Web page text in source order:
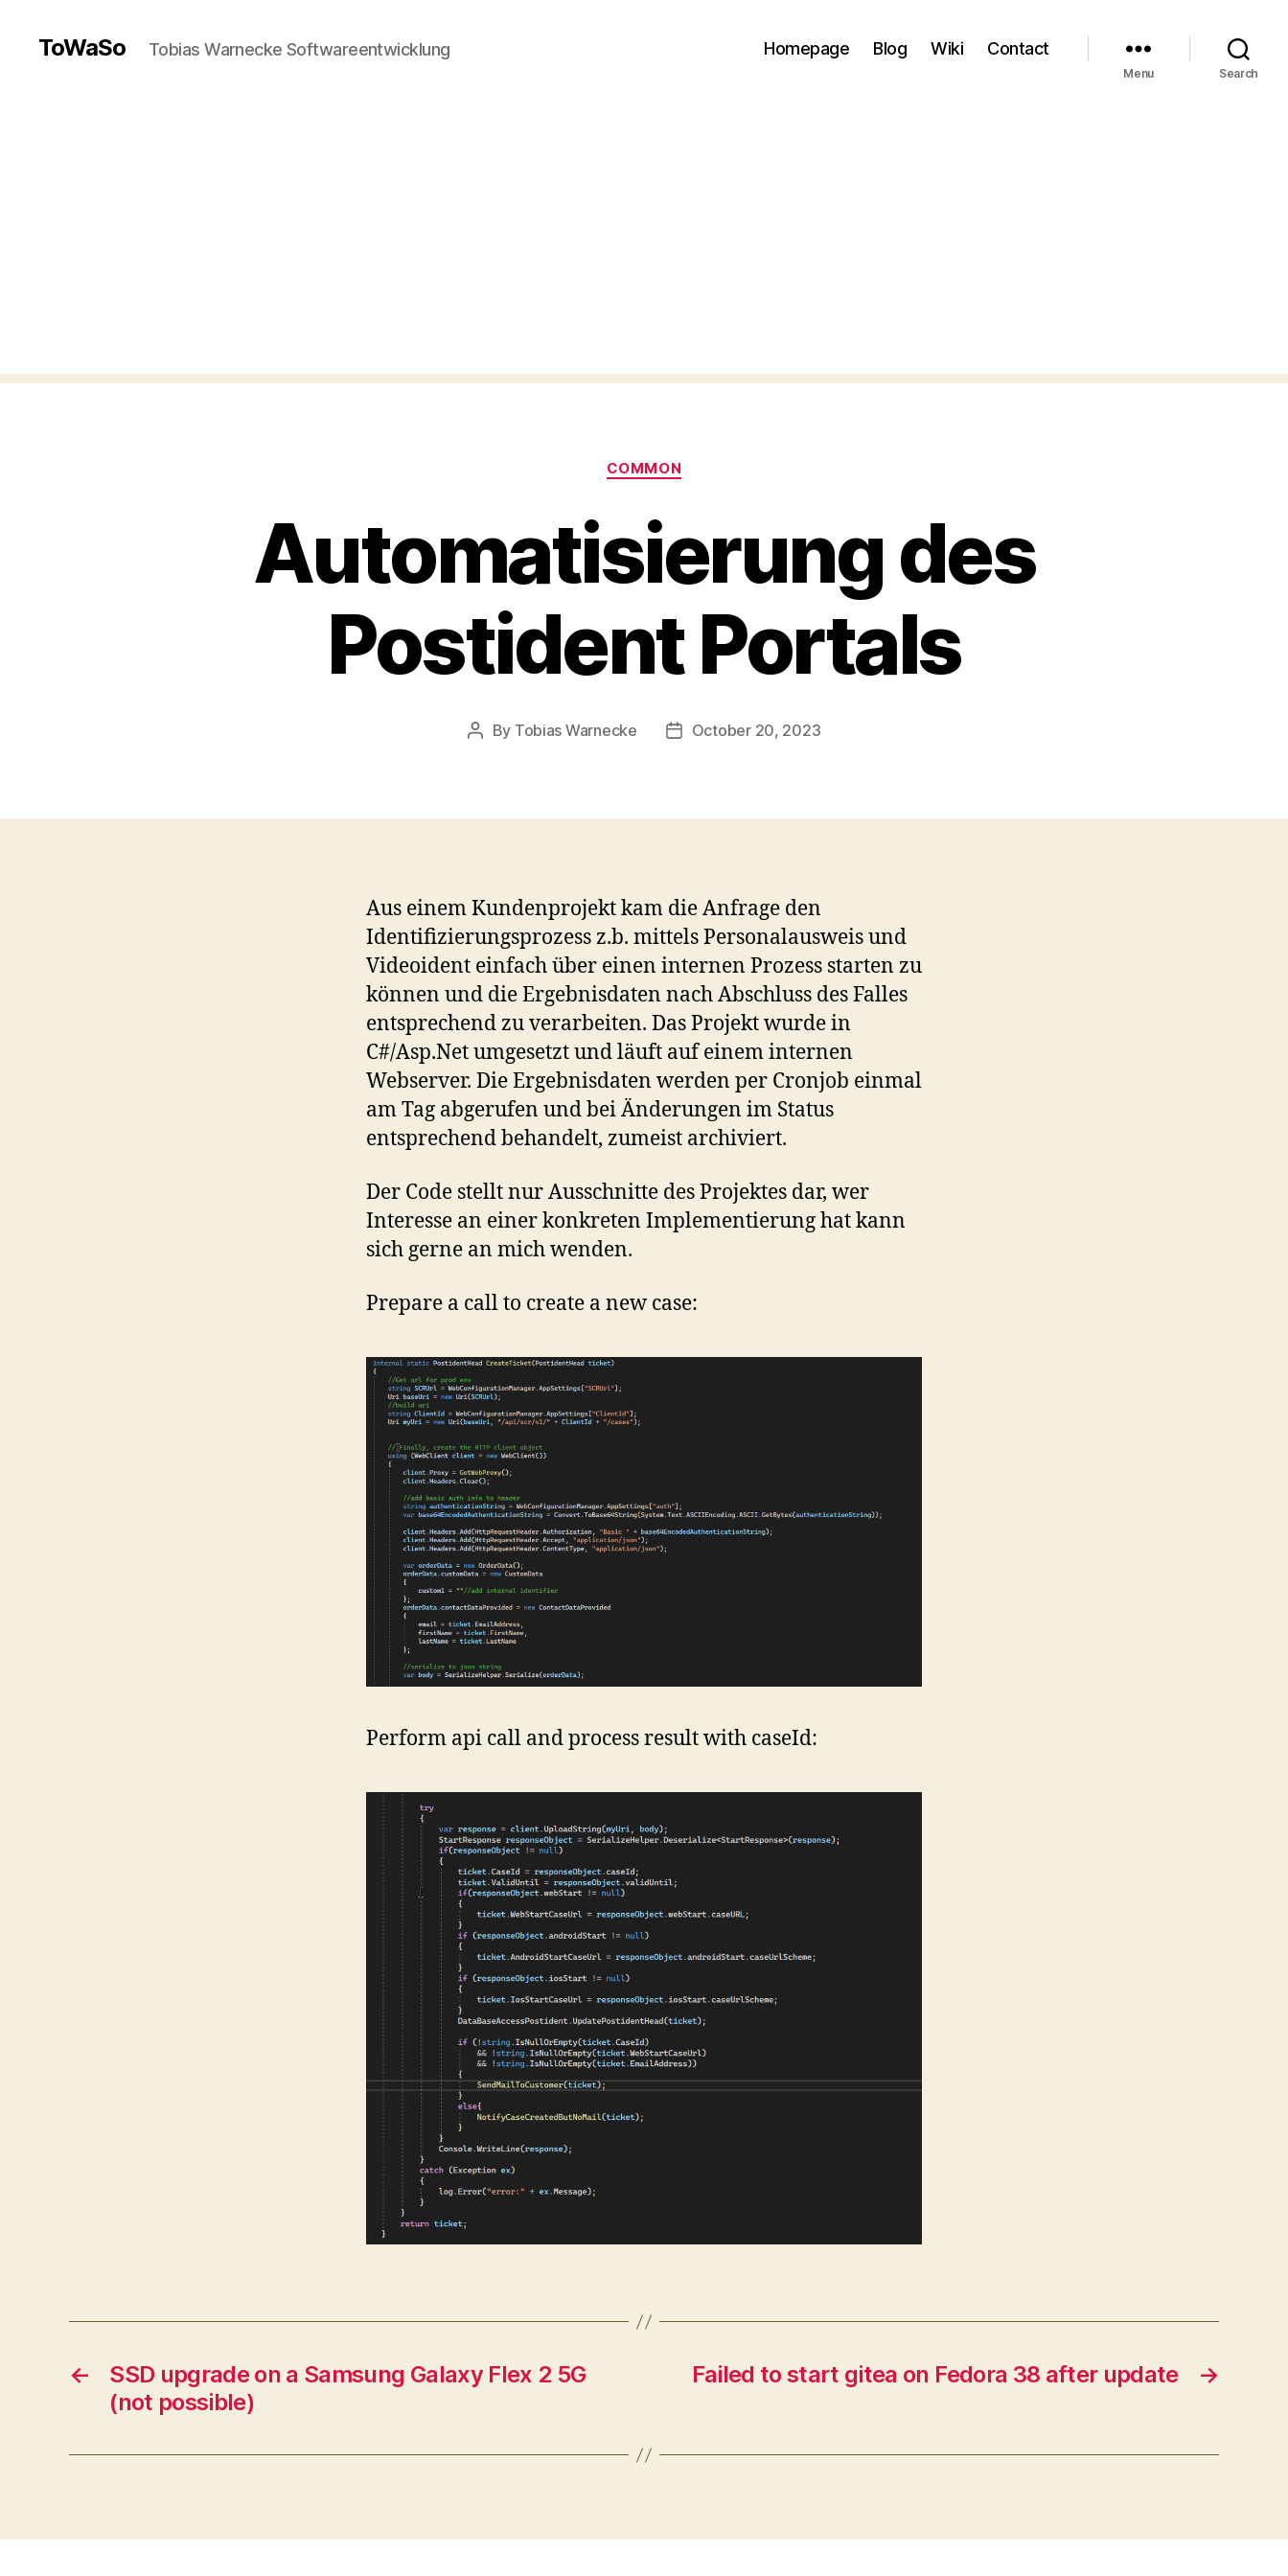
ToWaSo Tobias Warnecke Softwareentwicklung Homepage Blog Wiki Contact
Menu Search
Categories
COMMON
Automatisierung des
Postident Portals
Post
By Tobias Warnecke
PostOctober 20, 2023
Aus einem Kundenprojekt kam die Anfrage den
Identifizierungsprozess z.b. mittels Personalausweis und
Videoident einfach über einen internen Prozess starten zu
können und die Ergebnisdaten nach Abschluss des Falles
entsprechend zu verarbeiten. Das Projekt wurde in
C#/Asp.Net umgesetzt und läuft auf einem internen
Webserver. Die Ergebnisdaten werden per Cronjob einmal
am Tag abgerufen und bei Änderungen im Status
entsprechend behandelt, zumeist archiviert.
Der Code stellt nur Ausschnitte des Projektes dar, wer
Interesse an einer konkreten Implementierung hat kann
sich gerne an mich wenden.
Prepare a call to create a new case:
Perform api call and process result with caseId:
←
SSD upgrade on a Samsung Galaxy Flex 2 5G
(not possible)
→
Failed to start gitea on Fedora 38 after update